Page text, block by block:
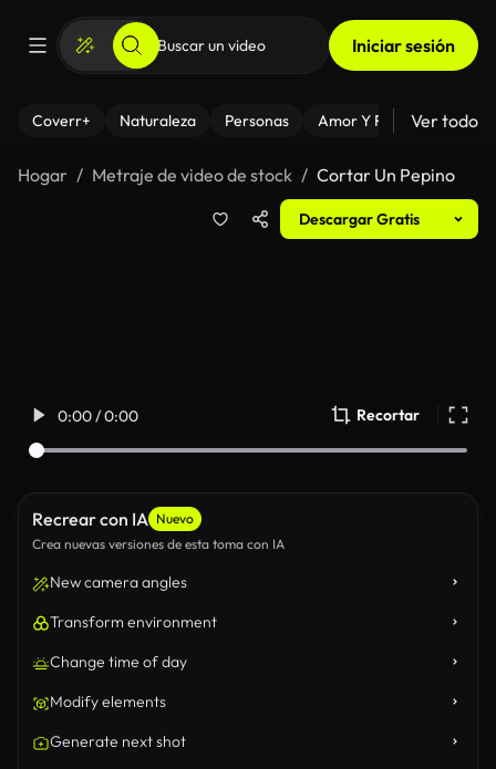
Iniciar sesión
Coverr+ Naturaleza Personas Amor Y Relaciones
Ver todo
Hogar Metraje de video de stock Cortar Un Pepino
Descargar Gratis
0:00 / 0:00 Recortar
Recrear con IA Nuevo
Crea nuevas versiones de esta toma con IA
New camera angles
Transform environment
Change time of day
Modify elements
Generate next shot